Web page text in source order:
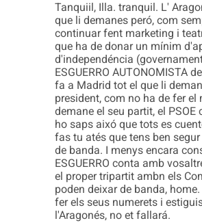
Tanquiil, Illa. tranquil. L'
que li demanes peró, com
continuar fent marketing i
que ha de donar un mínim
d'independéncia
ESGUERRO AUTONOMISTA
fa a Madrid tot el que li
president, com no ha de fer el
demane el seu partit, el PSOE
ho saps aixó que tots es
fas tu atés que tens ben
de banda. I menys encara
ESGUERRO conta amb
el proper tripartit ambn els
poden deixar de banda, home.
fer els seus numerets i
l'Aragonés, no et fallará.